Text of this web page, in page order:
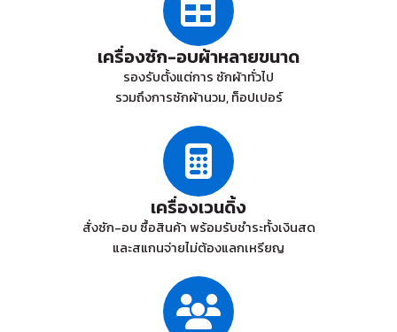
เครื่องซัก-อบผ้าหลายขนาด
รองรับตั้งแต่การ ซักผ้าทั่วไป
รวมถึงการซักผ้านวม, ท็อปเปอร์
เครื่องเวนดิ้ง
สั่งซัก-อบ ซื้อสินค้า พร้อมรับชำระทั้งเงินสด
และสแกนจ่ายไม่ต้องแลกเหรียญ